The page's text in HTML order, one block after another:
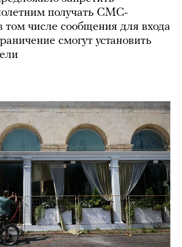
получать СМС-
числе сообщения для входа
смогут установить